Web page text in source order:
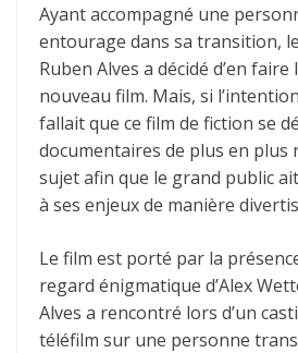
Ayant accompagné une
entourage dans sa transition,
Ruben Alves a décidé d’en
nouveau film. Mais, si
fallait que ce film de fiction se
documentaires de plus en plus
sujet afin que le grand public
à ses enjeux de manière
Le film est porté par la
regard énigmatique d’Alex
Alves a rencontré lors d’un
téléfilm sur une personne